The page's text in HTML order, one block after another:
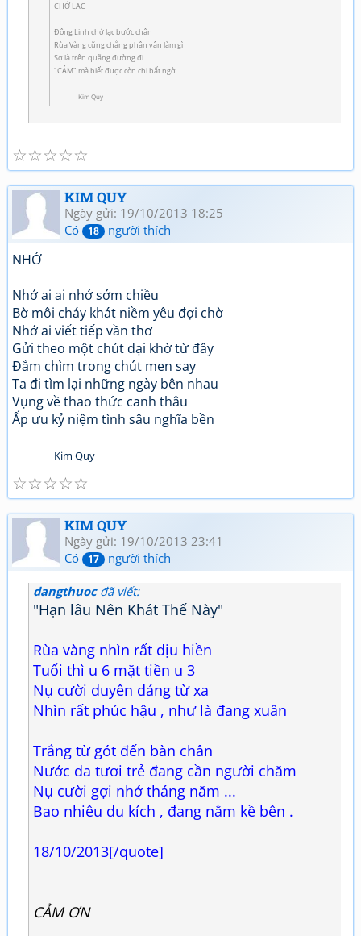
CHỚ LẠC
Đông Linh chớ lạc bước chân
Rùa Vàng cũng chẳng phân vân làm gì
Sợ là trên quãng đường đi
"CÁM" mà biết được còn chi bất ngờ
Kim Quy
☆
☆
☆
☆
☆
KIM QUY
Ngày gửi: 19/10/2013 18:25
Có
18 người thích
NHỚ
Nhớ ai ai nhớ sớm chiều
Bờ môi cháy khát niềm yêu đợi chờ
Nhớ ai viết tiếp vần thơ
Gửi theo một chút dại khờ từ đây
Đắm chìm trong chút men say
Ta đi tìm lại những ngày bên nhau
Vụng về thao thức canh thâu
Ấp ưu kỷ niệm tình sâu nghĩa bền
Kim Quy
☆
☆
☆
☆
☆
KIM QUY
Ngày gửi: 19/10/2013 23:41
Có
17 người thích
dangthuocđã viết:
"Hạn lâu Nên Khát Thế Này"
Rùa vàng nhìn rất dịu hiền
Tuổi thì u 6 mặt tiền u 3
Nụ cười duyên dáng từ xa
Nhìn rất phúc hậu , như là đang xuân
Trắng từ gót đến bàn chân
Nước da tươi trẻ đang cần người chăm
Nụ cười gợi nhớ tháng năm ...
Bao nhiêu du kích , đang nằm kề bên .
18/10/2013[/quote]
CẢM ƠN